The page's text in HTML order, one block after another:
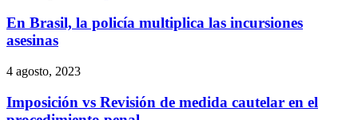
En Brasil, la policía multiplica las incursiones
asesinas
4 agosto, 2023
Imposición vs Revisión de medida cautelar en el